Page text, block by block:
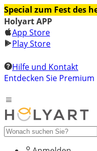
Special zum Fest des
Holyart APP
App Store
Play Store
Hilfe und Kontakt
Entdecken Sie Premium